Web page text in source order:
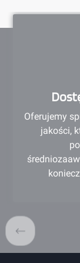
Oferujemy
jakości,